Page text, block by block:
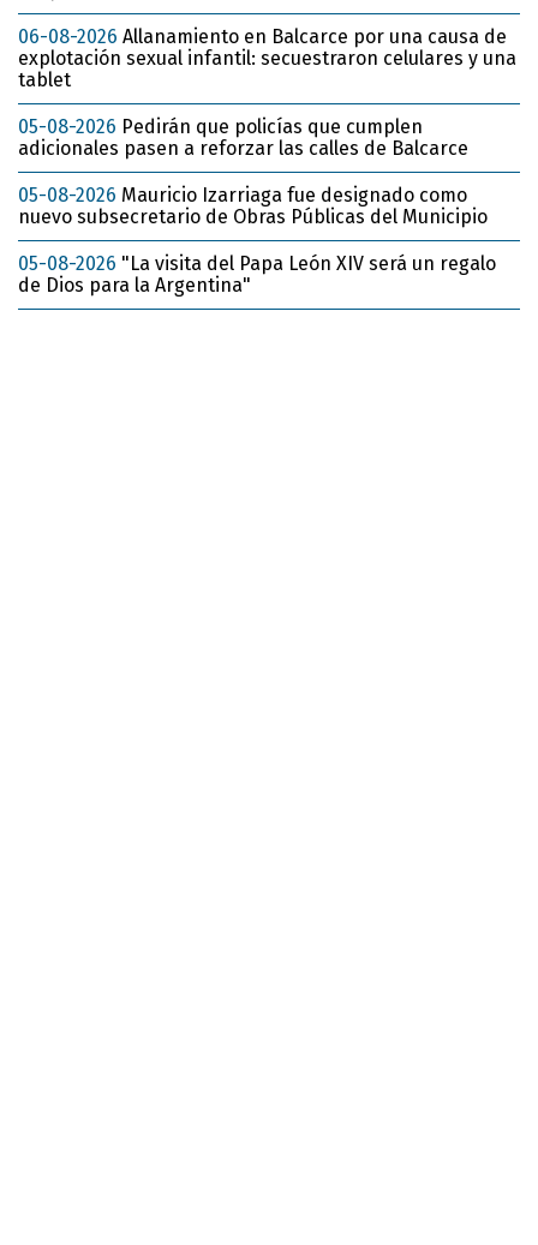
06-08-2026 Allanamiento en Balcarce por una causa de
explotación sexual infantil: secuestraron celulares y una
tablet
05-08-2026 Pedirán que policías que cumplen
adicionales pasen a reforzar las calles de Balcarce
05-08-2026 Mauricio Izarriaga fue designado como
nuevo subsecretario de Obras Públicas del Municipio
05-08-2026 "La visita del Papa León XIV será un regalo
de Dios para la Argentina"